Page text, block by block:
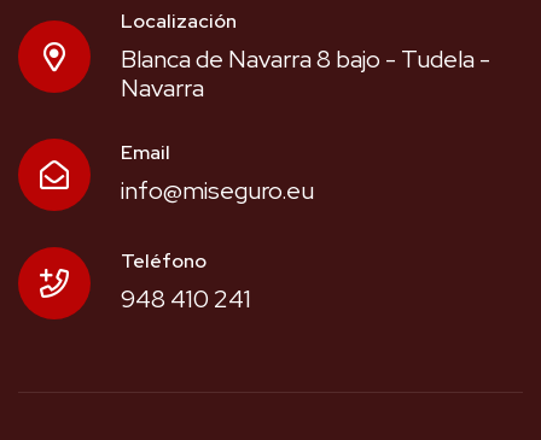
Localización
Blanca de Navarra 8 bajo - Tudela -
Navarra
Email
info@miseguro.eu
Teléfono
948 410 241